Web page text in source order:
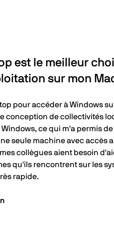
est le meilleur
sur mon
pour accéder à Windows
conception de collectivités
ce qui m'a permis
seule machine avec accès
collègues aient besoin
qu'ils rencontrent sur les
rapide.